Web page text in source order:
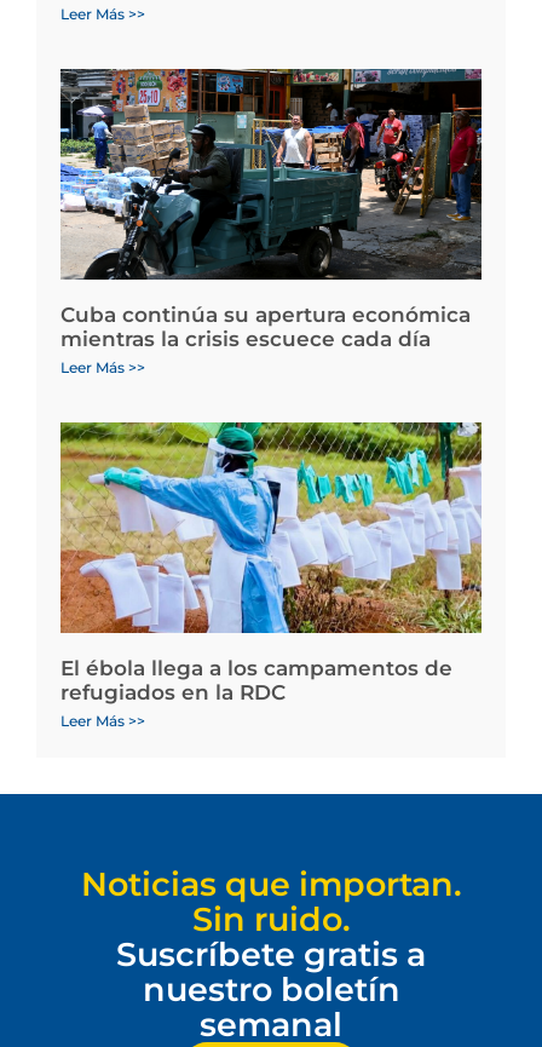
Leer Más >>
Cuba continúa su apertura económica
mientras la crisis escuece cada día
Leer Más >>
El ébola llega a los campamentos de
refugiados en la RDC
Leer Más >>
Noticias que importan.
Sin ruido.
Suscríbete gratis a
nuestro boletín
semanal